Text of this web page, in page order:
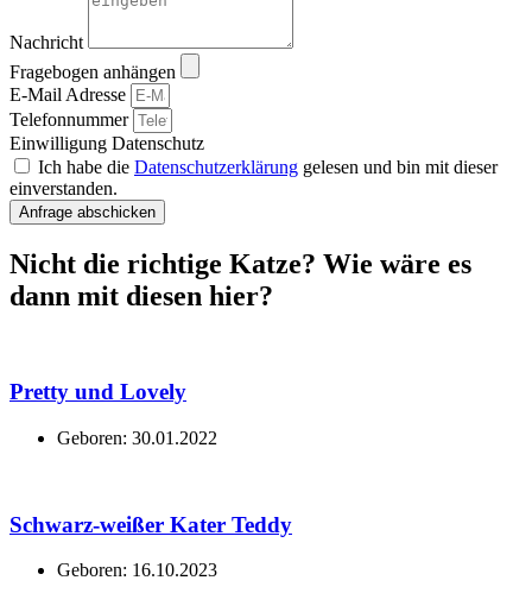
Nachricht
Fragebogen anhängen
E-Mail Adresse
Telefonnummer
Einwilligung Datenschutz
Ich habe die Datenschutzerklärung gelesen und bin mit dieser
einverstanden.
Anfrage abschicken
Nicht die richtige Katze? Wie wäre es
dann mit diesen hier?
Pretty und Lovely
Geboren: 30.01.2022
Schwarz-weißer Kater Teddy
Geboren: 16.10.2023